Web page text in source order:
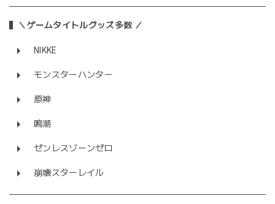
＼ゲームタイトルグッズ多数 ／
NIKKE
モンスターハンター
原神
鳴潮
ゼンレスゾーンゼロ
崩壊スターレイル